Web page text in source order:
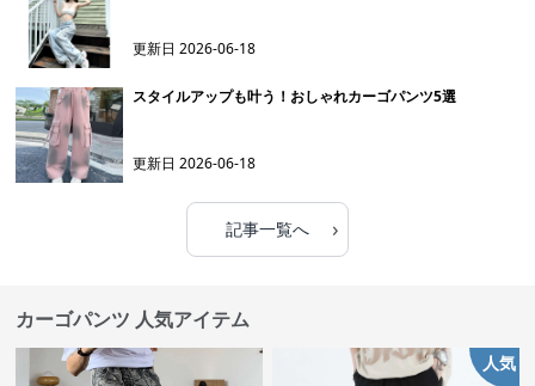
更新日2026-06-18
スタイルアップも叶う！おしゃれカーゴパンツ5選
更新日2026-06-18
記事一覧へ ›
カーゴパンツ 人気アイテム
人気